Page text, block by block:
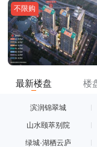
不限购
最新楼盘 楼
滨润锦翠城
山水颐萃别院
绿城·湖栖云庐